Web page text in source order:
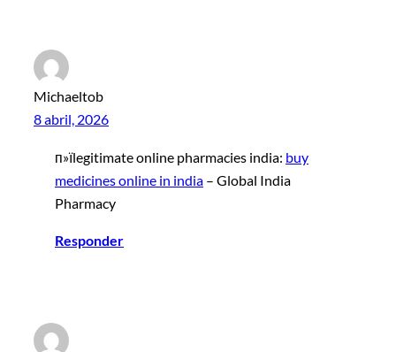
Michaeltob
8 abril, 2026
п»їlegitimate online pharmacies india: buy
medicines online in india – Global India
Pharmacy
Responder